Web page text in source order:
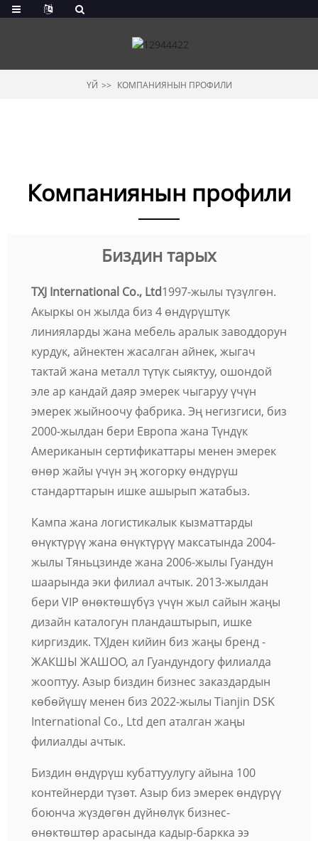
ҮЙ КОМПАНИЯНЫН ПРОФИЛИ
Компаниянын профили
Биздин тарых
TXJ International Co., Ltd1997-жылы түзүлгөн.
Акыркы он жылда биз 4 өндүрүштүк
линияларды жана мебель аралык заводдорун
курдук, айнектен жасалган айнек, жыгач
тактай жана металл түтүк сыяктуу, ошондой
эле ар кандай даяр эмерек чыгаруу үчүн
эмерек жыйноочу фабрика. Эң негизгиси, биз
2000-жылдан бери Европа жана Түндүк
Американын сертификаттары менен эмерек
өнөр жайы үчүн эң жогорку өндүрүш
стандарттарын ишке ашырып жатабыз.
Кампа жана логистикалык кызматтарды
өнүктүрүү жана өнүктүрүү максатында 2004-
жылы Тяньцзинде жана 2006-жылы Гуандун
шаарында эки филиал ачтык. 2013-жылдан
бери VIP өнөктөшүбүз үчүн жыл сайын жаңы
дизайн каталогун пландаштырып, ишке
киргиздик. TXJден кийин биз жаңы бренд -
ЖАКШЫ ЖАШОО, ал Гуандундогу филиалда
жооптуу. Азыр биздин бизнес заказдардын
көбөйүшү менен биз 2022-жылы Tianjin DSK
International Co., Ltd деп аталган жаңы
филиалды ачтык.
Биздин өндүрүш кубаттуулугу айына 100
контейнерди түзөт. Азыр биз эмерек өндүрүү
боюнча жүздөгөн дүйнөлүк бизнес-
өнөктөштөр арасында кадыр-баркка ээ